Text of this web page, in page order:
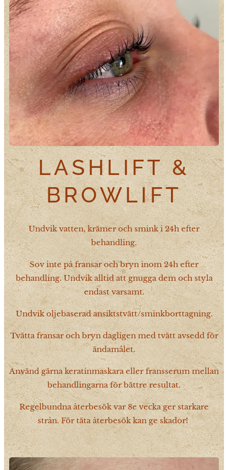
LASHLIFT &
BROWLIFT
Undvik vatten, krämer och smink i 24h efter
behandling.
Sov inte på fransar och bryn inom 24h efter
behandling. Undvik alltid att gnugga dem och styla
endast varsamt.
Undvik oljebaserad ansiktstvätt/sminkborttagning.
Tvätta fransar och bryn dagligen med tvätt avsedd för
ändamålet.
Använd gärna keratinmaskara eller fransserum mellan
behandlingarna för bättre resultat.
Regelbundna återbesök var 8e vecka ger starkare
strån. För täta återbesök kan ge skador!